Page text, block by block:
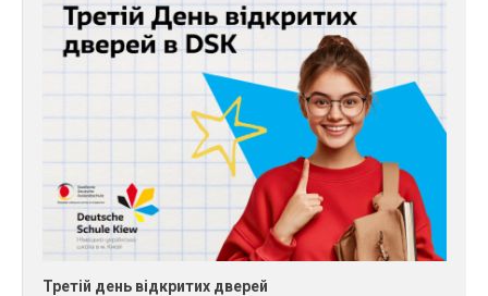
Третій день відкритих дверей